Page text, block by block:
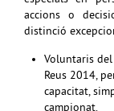
accions o
distinció
Voluntaris
Reus 2014,
capacitat,
campionat.